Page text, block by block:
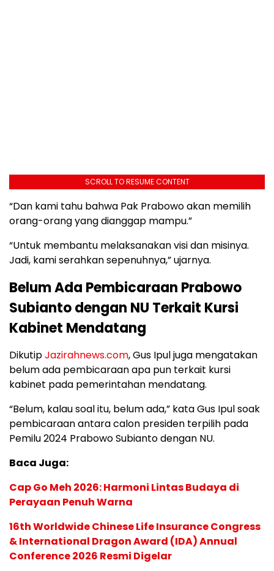
SCROLL TO RESUME CONTENT
“Dan kami tahu bahwa Pak Prabowo akan memilih
orang-orang yang dianggap mampu.”
“Untuk membantu melaksanakan visi dan misinya.
Jadi, kami serahkan sepenuhnya,” ujarnya.
Belum Ada Pembicaraan Prabowo
Subianto dengan NU Terkait Kursi
Kabinet Mendatang
DikutipJazirahnews.com, Gus Ipul juga mengatakan
belum ada pembicaraan apa pun terkait kursi
kabinet pada pemerintahan mendatang.
“Belum, kalau soal itu, belum ada,” kata Gus Ipul soak
pembicaraan antara calon presiden terpilih pada
Pemilu 2024 Prabowo Subianto dengan NU.
Baca Juga:
Cap Go Meh 2026: Harmoni Lintas Budaya di
Perayaan Penuh Warna
16th Worldwide Chinese Life Insurance Congress
& International Dragon Award (IDA) Annual
Conference 2026 Resmi Digelar